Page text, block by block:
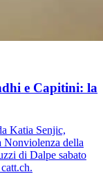
e Capitini: la
Katia Senjic,
Nonviolenza della
di Dalpe sabato